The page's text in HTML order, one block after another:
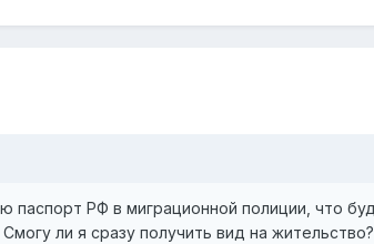
паспорт РФ в миграционной полиции, что
ли я сразу получить вид на